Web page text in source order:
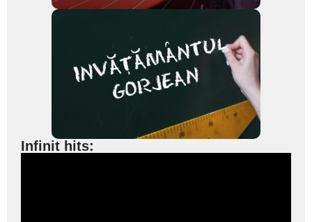
Infinit hits: